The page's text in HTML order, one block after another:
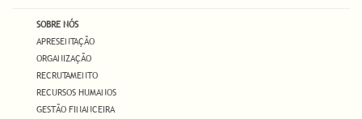
SOBRE NÓS
APRESENTAÇÃO
ORGANIZAÇÃO
RECRUTAMENTO
RECURSOS HUMANOS
GESTÃO FINANCEIRA